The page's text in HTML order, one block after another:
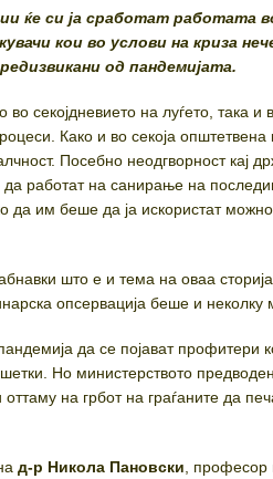
ќе си ја сработат работата
кои во услови на криза
од пандемијата.
секојдневието на луѓето, така и
Како и во секоја општетвена
Посебно неодгворност кај
работат на санирање на
да им беше да ја искористат
што е и тема на оваа
опсервација беше и неколку
да се појават профитери
Но министерството
на грбот на граѓаните да
д-р Никола Пановски , професор